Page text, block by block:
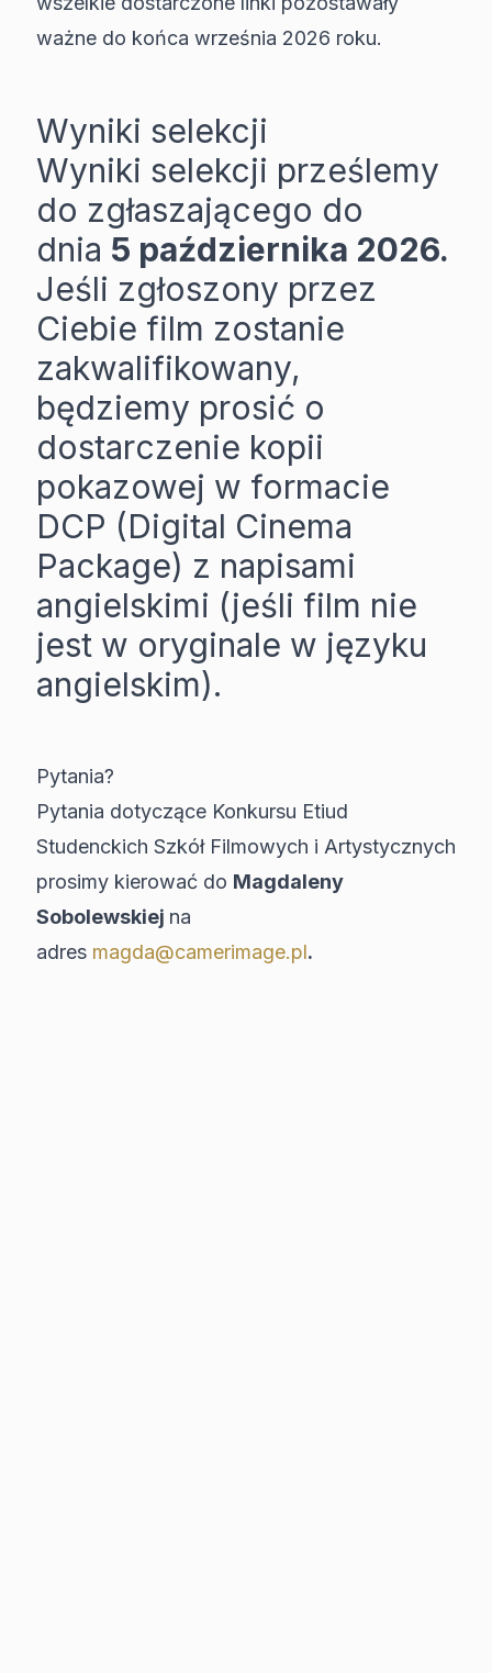
ważne do końca września 2026 roku.
Wyniki selekcji
Wyniki selekcji prześlemy
do zgłaszającego do
dnia 5 października 2026.
Jeśli zgłoszony przez
Ciebie film zostanie
zakwalifikowany,
będziemy prosić o
dostarczenie kopii
pokazowej w formacie
DCP (Digital Cinema
Package) z napisami
angielskimi (jeśli film nie
jest w oryginale w języku
angielskim).
Pytania?
Pytania dotyczące Konkursu Etiud
Studenckich Szkół Filmowych i Artystycznych
prosimy kierować do Magdaleny
Sobolewskiej na
adres magda@camerimage.pl.